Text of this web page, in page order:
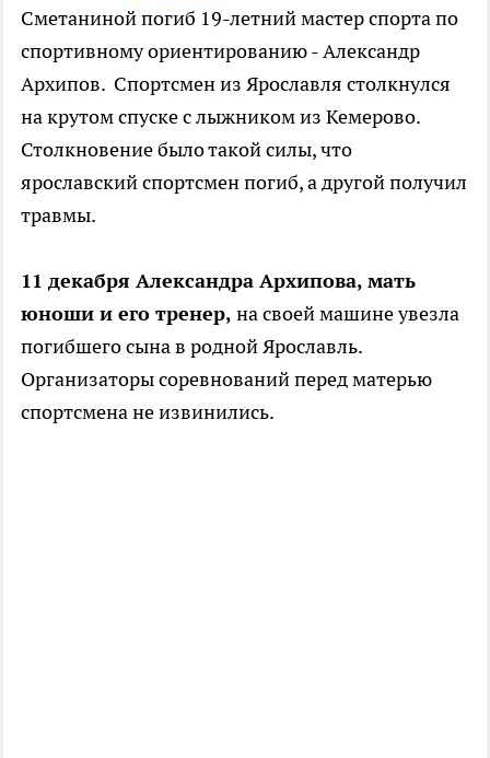
Сметаниной погиб 19-летний мастер спорта по
спортивному ориентированию - Александр
Архипов. Спортсмен из Ярославля столкнулся
на крутом спуске с лыжником из Кемерово.
Столкновение было такой силы, что
ярославский спортсмен погиб, а другой получил
травмы.
11 декабря Александра Архипова, мать
юноши и его тренер, на своей машине увезла
погибшего сына в родной Ярославль.
Организаторы соревнований перед матерью
спортсмена не извинились.